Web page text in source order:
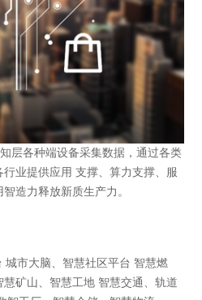
层各种端设备采集数据，通过各类
业提供应用 支撑、算力支撑、服
造力释放新质生产力。
城市大脑、智慧社区平台 智慧燃
矿山、智慧工地 智慧交通、轨道